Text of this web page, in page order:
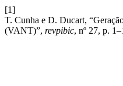
[1]
T. Cunha e D. Ducart,
(VANT)”, revpibic, nº 27, p.